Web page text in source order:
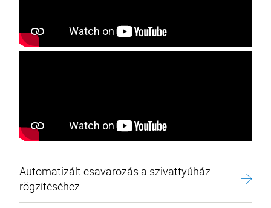
Automatizált csavarozás a szivattyúház
rögzítéséhez